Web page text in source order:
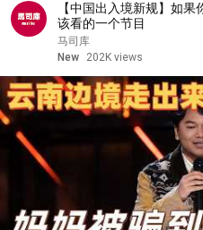
【中国出入境新规】如
该看的一个节目
马司库
New
202K views